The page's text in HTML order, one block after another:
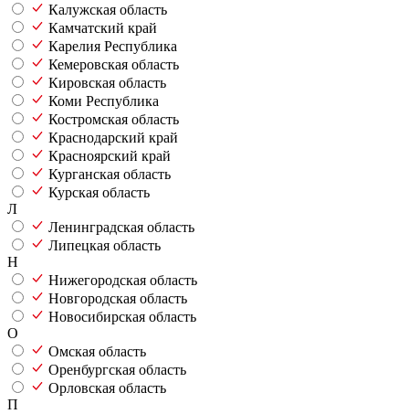
Калужская область
Камчатский край
Карелия Республика
Кемеровская область
Кировская область
Коми Республика
Костромская область
Краснодарский край
Красноярский край
Курганская область
Курская область
Л
Ленинградская область
Липецкая область
Н
Нижегородская область
Новгородская область
Новосибирская область
О
Омская область
Оренбургская область
Орловская область
П